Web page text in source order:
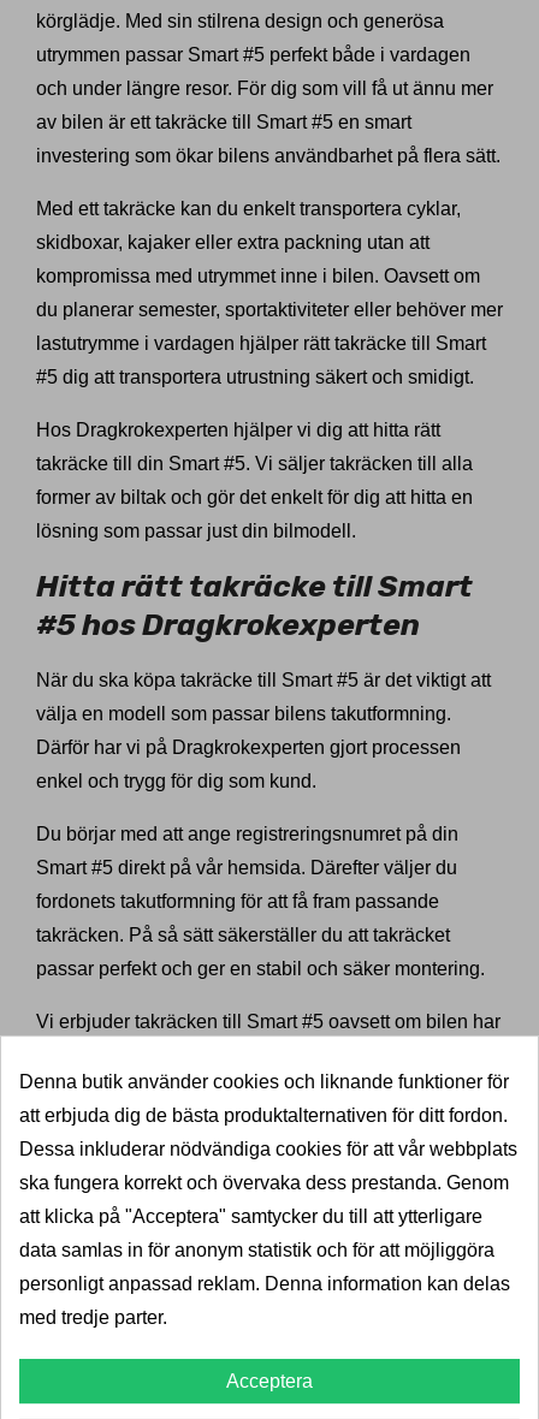
körglädje. Med sin stilrena design och generösa
utrymmen passar Smart #5 perfekt både i vardagen
och under längre resor. För dig som vill få ut ännu mer
av bilen är ett takräcke till Smart #5 en smart
investering som ökar bilens användbarhet på flera sätt.
Med ett takräcke kan du enkelt transportera cyklar,
skidboxar, kajaker eller extra packning utan att
kompromissa med utrymmet inne i bilen. Oavsett om
du planerar semester, sportaktiviteter eller behöver mer
lastutrymme i vardagen hjälper rätt takräcke till Smart
#5 dig att transportera utrustning säkert och smidigt.
Hos Dragkrokexperten hjälper vi dig att hitta rätt
takräcke till din Smart #5. Vi säljer takräcken till alla
former av biltak och gör det enkelt för dig att hitta en
lösning som passar just din bilmodell.
Hitta rätt takräcke till Smart
#5 hos Dragkrokexperten
När du ska köpa takräcke till Smart #5 är det viktigt att
välja en modell som passar bilens takutformning.
Därför har vi på Dragkrokexperten gjort processen
enkel och trygg för dig som kund.
Du börjar med att ange registreringsnumret på din
Smart #5 direkt på vår hemsida. Därefter väljer du
fordonets takutformning för att få fram passande
takräcken. På så sätt säkerställer du att takräcket
passar perfekt och ger en stabil och säker montering.
Vi erbjuder takräcken till Smart #5 oavsett om bilen har
produkter håller hög kvalitet och är utvecklade för att
klara både vardagskörning och längre resor med tung
packning.
Ett takräcke till Smart #5 gör det dessutom möjligt att
komplettera bilen med flera praktiska tillbehör. Du kan
exempelvis montera takbox, cykelhållare eller
skidhållare beroende på dina behov. Det gör din Smart
Om du vill ha personlig hjälp går det även bra att boka
Denna butik använder cookies och liknande funktioner för
att erbjuda dig de bästa produktalternativen för ditt fordon.
Dessa inkluderar nödvändiga cookies för att vår webbplats
ska fungera korrekt och övervaka dess prestanda. Genom
att klicka på "Acceptera" samtycker du till att ytterligare
data samlas in för anonym statistik och för att möjliggöra
personligt anpassad reklam. Denna information kan delas
med tredje parter.
Acceptera